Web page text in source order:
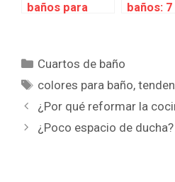
baños para
baños:
Categorías
Cuartos de baño
Etiquetas
colores para baño,
¿Por qué reformar la
¿Poco espacio de